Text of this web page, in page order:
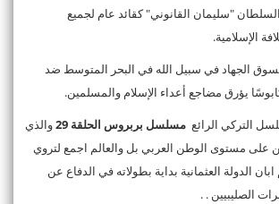
ﺍﻟﺴﻠﻄﺎﻥ "سليمان ﺍﻟﻘﺎﻧﻮﻧﻲ" ﻛﻘﺎﺋﺪ ﻋﺎﻡ ﻟﺠﻤﻴﻊ
الإسلامية.
ﺍﻟﺠﻬﺎﺩ ﻓﻲ ﺳﺒﻴﻞ ﺍﻟﻠﻪ ﻓﻲ ﺍﻟﺒﺤﺮ ﺍﻟﻤﺘﻮﺳﻂ ﺿﺪ
ﻳﺆﺭﻕ ﻣﻀﺎﺟﻊ ﺃﻋﺪﺍﺀ ﺍﻹﺳﻼﻡ والمسلمين.
التركي الرائع مسلسل بربروس الحلقة 29
والذي
على مستوى الوطن العربي بل والعالم اجمع لتروي
الدولة العثمانية بداية بطولاته في الدفاع عن
الصليبيين . .